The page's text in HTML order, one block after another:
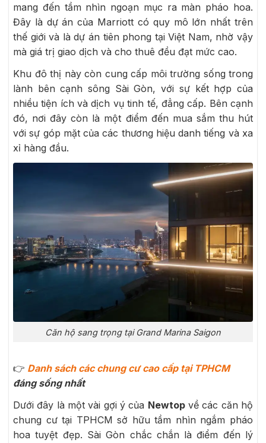
mang đến tầm nhìn ngoạn mục ra màn pháo hoa.
Đây là dự án của Marriott có quy mô lớn nhất trên
thế giới và là dự án tiên phong tại Việt Nam, nhờ vậy
mà giá trị giao dịch và cho thuê đều đạt mức cao.
Khu đô thị này còn cung cấp môi trường sống trong
lành bên cạnh sông Sài Gòn, với sự kết hợp của
nhiều tiện ích và dịch vụ tinh tế, đẳng cấp. Bên cạnh
đó, nơi đây còn là một điểm đến mua sắm thu hút
với sự góp mặt của các thương hiệu danh tiếng và xa
xỉ hàng đầu.
Căn hộ sang trọng tại Grand Marina Saigon
👉 Danh sách các chung cư cao cấp tại TPHCM
đáng sống nhất
Dưới đây là một vài gợi ý của Newtopvề các căn hộ
chung cư tại TPHCM sở hữu tầm nhìn ngắm pháo
hoa tuyệt đẹp. Sài Gòn chắc chắn là điểm đến lý